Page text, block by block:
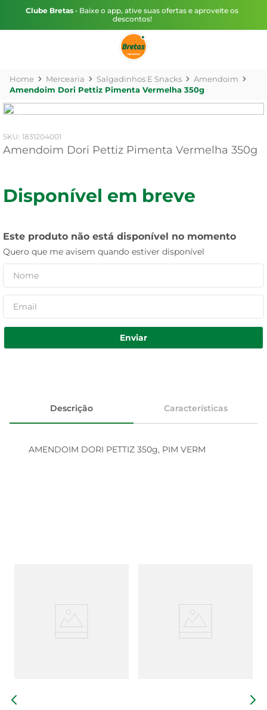
Clube Bretas • Baixe o app, ative suas ofertas e aproveite os
descontos!
Mercearia Salgadinhos E Snacks
Amendoim
Amendoim Dori Pettiz Pimenta Vermelha 350g
: 1831204001
Amendoim Dori Pettiz Pimenta Vermelha 350g
Disponível em breve
Este produto não está disponível no momento
Quero que me avisem quando estiver disponível
Enviar
Descrição Características
AMENDOIM DORI PETTIZ 350g, PIM VERM